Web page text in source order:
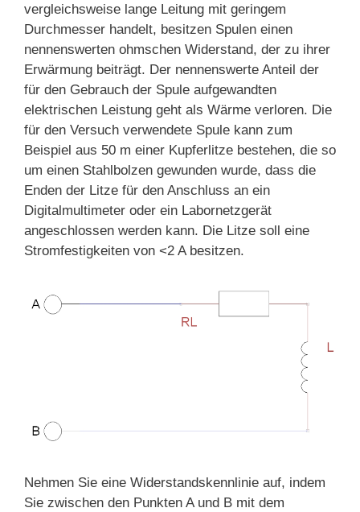
vergleichsweise lange Leitung mit geringem
Durchmesser handelt, besitzen Spulen einen
nennenswerten ohmschen Widerstand, der zu ihrer
Erwärmung beiträgt. Der nennenswerte Anteil der
für den Gebrauch der Spule aufgewandten
elektrischen Leistung geht als Wärme verloren. Die
für den Versuch verwendete Spule kann zum
Beispiel aus 50 m einer Kupferlitze bestehen, die so
um einen Stahlbolzen gewunden wurde, dass die
Enden der Litze für den Anschluss an ein
Digitalmultimeter oder ein Labornetzgerät
angeschlossen werden kann. Die Litze soll eine
Stromfestigkeiten von <2 A besitzen.
Nehmen Sie eine Widerstandskennlinie auf, indem
Sie zwischen den Punkten A und B mit dem